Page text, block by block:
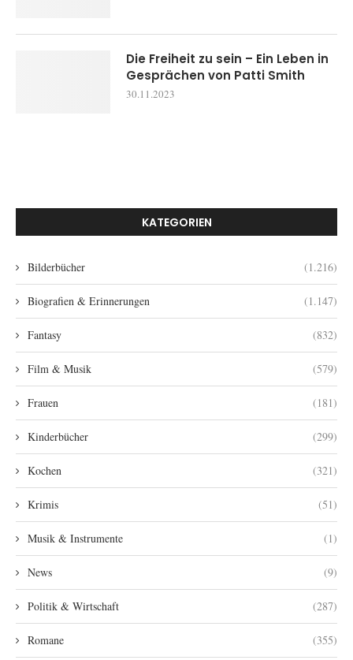
Die Freiheit zu sein – Ein Leben in
Gesprächen von Patti Smith
30.11.2023
KATEGORIEN
Bilderbücher (1.216)
Biografien & Erinnerungen (1.147)
Fantasy (832)
Film & Musik (579)
Frauen (181)
Kinderbücher (299)
Kochen (321)
Krimis (51)
Musik & Instrumente (1)
News (9)
Politik & Wirtschaft (287)
Romane (355)